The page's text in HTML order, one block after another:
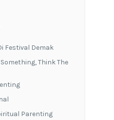
Festival Demak
Think The
Parenting